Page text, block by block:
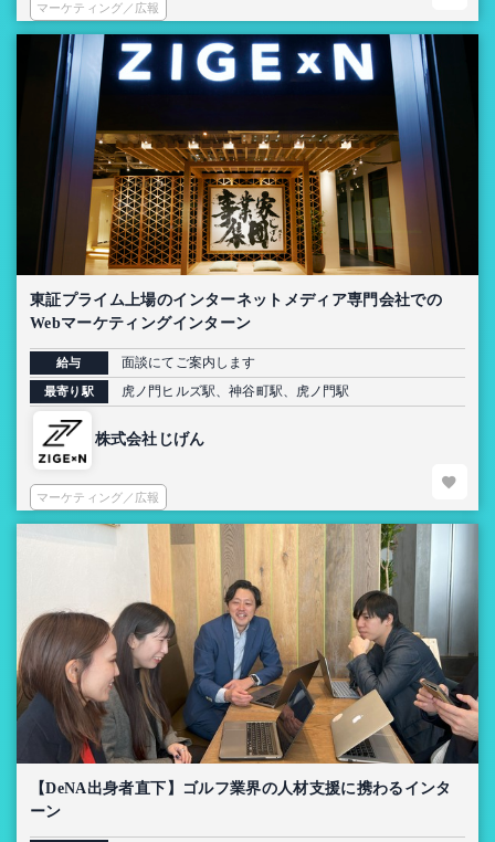
マーケティング／広報
東証プライム上場のインターネットメディア専門会社での
Webマーケティングインターン
給与 面談にてご案内します
最寄り駅 虎ノ門ヒルズ駅、神谷町駅、虎ノ門駅
株式会社じげん
マーケティング／広報
【DeNA出身者直下】ゴルフ業界の人材支援に携わるインタ
ーン